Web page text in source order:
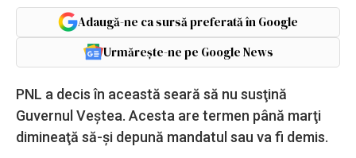
Adaugă-ne ca sursă preferată în Google
Urmărește-ne pe Google News
PNL a decis în această seară să nu susţină
Guvernul Veştea. Acesta are termen până marţi
dimineaţă să-şi depună mandatul sau va fi demis.